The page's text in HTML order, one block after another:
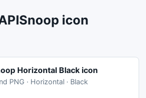
icon
Horizontal Black icon
PNG · Horizontal · Black